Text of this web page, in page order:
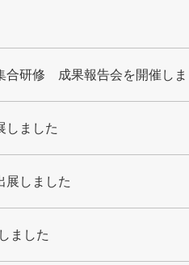
合研修 成果報告会を開催し
しました
展しました
ました